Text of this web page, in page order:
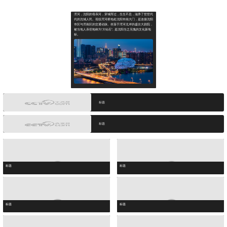
浑河，沈阳的母亲河，穿城而过，生生不息，滋养了世世代
代的沈城人民。现役浑河桥地处沈阳市南大门，是连接沈阳
市区与浑南区的交通动脉。坐落于浑河北岸的盛京大剧院，
被当地人亲切地称为“大钻石”, 是沈阳当之无愧的文化新地
标。
标题
标题
标题 标题
标题 标题